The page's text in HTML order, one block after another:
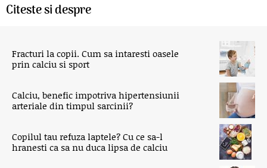
Citeste si despre
Fracturi la copii. Cum sa intaresti oasele
prin calciu si sport
Calciu, benefic impotriva hipertensiunii
arteriale din timpul sarcinii?
Copilul tau refuza laptele? Cu ce sa-l
hranesti ca sa nu duca lipsa de calciu